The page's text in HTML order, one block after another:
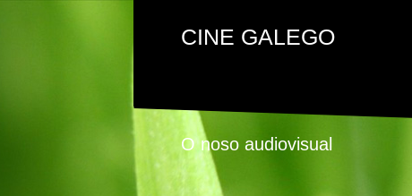
CINE GALEGO
O noso audiovisual